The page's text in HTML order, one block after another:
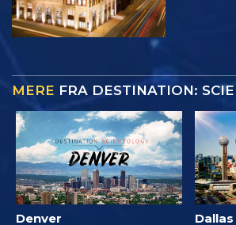
MERE FRA DESTINATION:
Denver Dallas